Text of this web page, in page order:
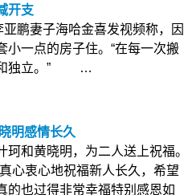
开支
妻子海哈金喜发视频称，因
小一点的房子住。“在每一次搬
和独立。” …
明感情长久
和黄晓明，为二人送上祝福。
心衷心地祝福新人长久，希望
的也过得非常幸福特别感恩如